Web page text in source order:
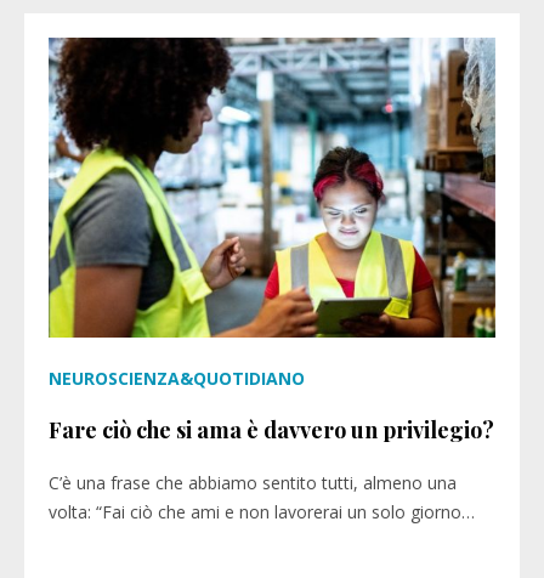
NEUROSCIENZA&QUOTIDIANO
Fare ciò che si ama è davvero un privilegio?
C’è una frase che abbiamo sentito tutti, almeno una
volta: “Fai ciò che ami e non lavorerai un solo giorno…